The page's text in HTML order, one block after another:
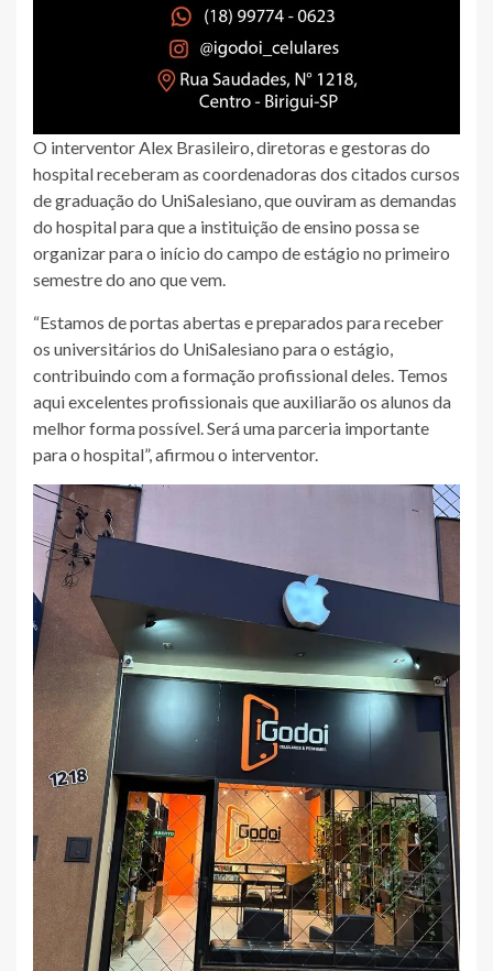
O interventor Alex Brasileiro, diretoras e gestoras do
hospital receberam as coordenadoras dos citados cursos
de graduação do UniSalesiano, que ouviram as demandas
do hospital para que a instituição de ensino possa se
organizar para o início do campo de estágio no primeiro
semestre do ano que vem.
“Estamos de portas abertas e preparados para receber
os universitários do UniSalesiano para o estágio,
contribuindo com a formação profissional deles. Temos
aqui excelentes profissionais que auxiliarão os alunos da
melhor forma possível. Será uma parceria importante
para o hospital”, afirmou o interventor.